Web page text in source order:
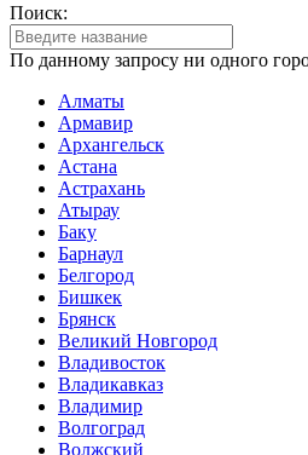
Поиск:
По данному запросу ни одного
Алматы
Армавир
Архангельск
Астана
Астрахань
Атырау
Баку
Барнаул
Белгород
Бишкек
Брянск
Великий Новгород
Владивосток
Владикавказ
Владимир
Волгоград
Волжский